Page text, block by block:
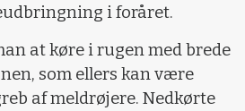
i foråret.
at køre i rugen med brede
som ellers kan være
af meldrøjere. Nedkørte